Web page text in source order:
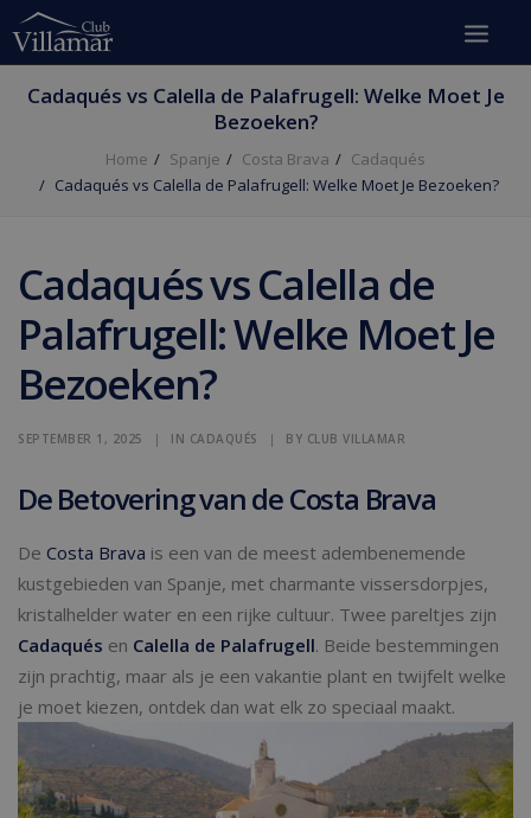
Cadaqués vs Calella de Palafrugell: Welke Moet Je
Bezoeken?
Home Spanje Costa Brava
Cadaqués
Cadaqués vs Calella de Palafrugell: Welke Moet Je Bezoeken?
Cadaqués vs Calella de
Palafrugell: Welke Moet Je
Bezoeken?
SEPTEMBER 1, 2025 | IN CADAQUÉS | BY CLUB VILLAMAR
De Betovering van de Costa Brava
De Costa Brava is een van de meest adembenemende
kustgebieden van Spanje, met charmante vissersdorpjes,
kristalhelder water en een rijke cultuur. Twee pareltjes zijn
Cadaqués en Calella de Palafrugell. Beide bestemmingen
zijn prachtig, maar als je een vakantie plant en twijfelt welke
je moet kiezen, ontdek dan wat elk zo speciaal maakt.